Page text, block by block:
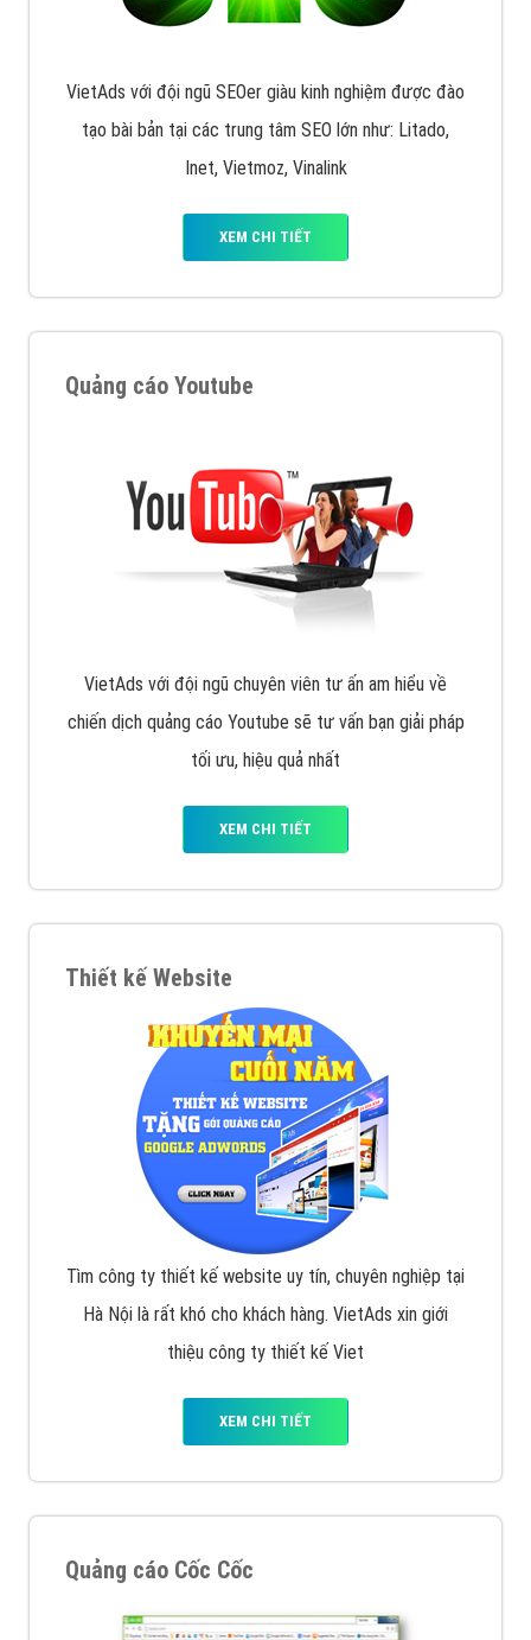
VietAds với đội ngũ SEOer giàu kinh nghiệm được đào
tạo bài bản tại các trung tâm SEO lớn như: Litado,
Inet, Vietmoz, Vinalink
XEM CHI TIẾT
Quảng cáo Youtube
VietAds với đội ngũ chuyên viên tư ấn am hiểu về
chiến dịch quảng cáo Youtube sẽ tư vấn bạn giải pháp
tối ưu, hiệu quả nhất
XEM CHI TIẾT
Thiết kế Website
Tìm công ty thiết kế website uy tín, chuyên nghiệp tại
Hà Nội là rất khó cho khách hàng. VietAds xin giới
thiệu công ty thiết kế Viet
XEM CHI TIẾT
Quảng cáo Cốc Cốc